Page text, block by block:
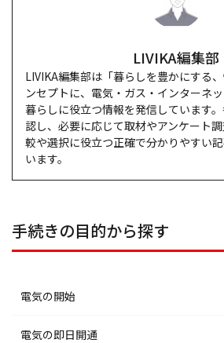
LIVIKA編集部
LIVIKA編集部は「暮らしを豊かにする
ンセプトに、電気・ガス・インターネッ
暮らしに役立つ情報を発信しています
認し、必要に応じて取材やアンケート
較や選択に役立つ正確で分かりやすい
います。
手続きの目的から探す
電気の開始
北海道電力エリア
電気の即日開通